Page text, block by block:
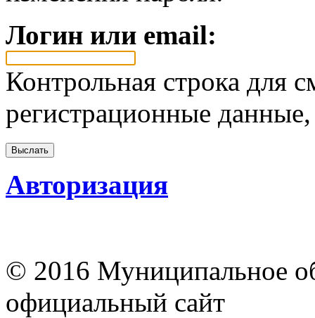
Логин или email:
Контрольная строка для
регистрационные
Авторизация
© 2016 Муниципальное
официальный сайт